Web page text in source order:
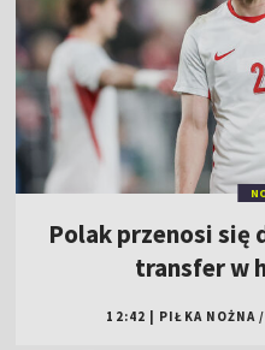
Polak przenosi się
transfer w
12:42 PIŁKA NOŻNA /